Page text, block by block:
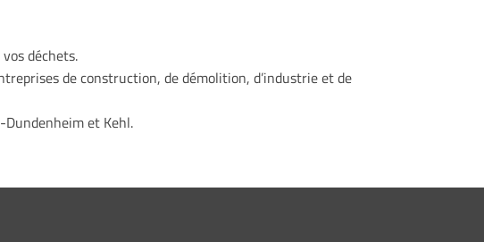
déchets.
de construction, de démolition, d’industrie et de
Dundenheim et Kehl.